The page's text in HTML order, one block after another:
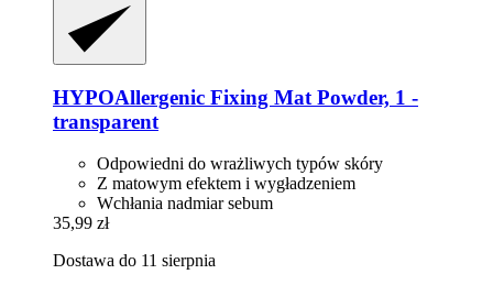
HYPOAllergenic Fixing Mat Powder, 1 -​
transparent
Odpowiedni do wrażliwych typów skóry
Z matowym efektem i wygładzeniem
Wchłania nadmiar sebum
35,99 zł
Dostawa do 11 sierpnia